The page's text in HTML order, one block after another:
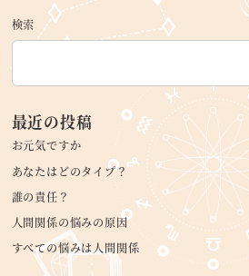
検索
最近の投稿
お元気ですか
あなたはどのタイプ？
誰の責任？
人間関係の悩みの原因
すべての悩みは人間関係